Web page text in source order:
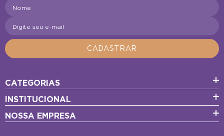
Nome
Digite seu e-mail
CADASTRAR
CATEGORIAS
INSTITUCIONAL
NOSSA EMPRESA